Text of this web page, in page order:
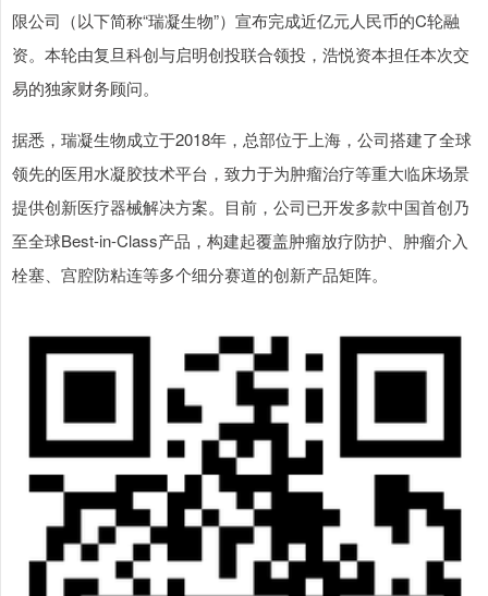
限公司（以下简称“瑞凝生物”）宣布完成近亿元人民币的C轮融
资。本轮由复旦科创与启明创投联合领投，浩悦资本担任本次交
易的独家财务顾问。
据悉，瑞凝生物成立于2018年，总部位于上海，公司搭建了全球
领先的医用水凝胶技术平台，致力于为肿瘤治疗等重大临床场景
提供创新医疗器械解决方案。目前，公司已开发多款中国首创乃
至全球Best-in-Class产品，构建起覆盖肿瘤放疗防护、肿瘤介入
栓塞、宫腔防粘连等多个细分赛道的创新产品矩阵。